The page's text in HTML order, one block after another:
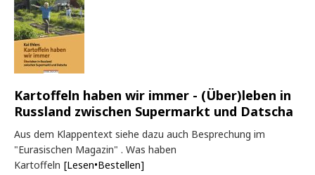
Kartoffeln haben wir immer - (Über)leben in
Russland zwischen Supermarkt und Datscha
Aus dem Klappentext siehe dazu auch Besprechung im
"Eurasischen Magazin" . Was haben
Kartoffeln [Lesen•Bestellen]